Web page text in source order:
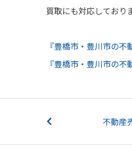
買取にも対応しており
『豊橋市・豊川市の不
『豊橋市・豊川市の不
不動産